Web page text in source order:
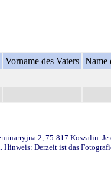
Vorname des Vaters Name
2, 75-817 Koszalin.
Derzeit ist das